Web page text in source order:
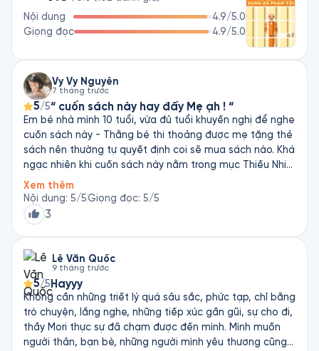
Nội dung
4.9/5.0
Giọng đọc
4.9/5.0
Vy Vy Nguyễn
7 tháng trước
5/5“ cuốn sách này hay đấy Mẹ ạh ! “
Em bé nhà mình 10 tuổi, vừa đủ tuổi khuyến nghị để nghe
cuốn sách này - Thằng bé thi thoảng được mẹ tặng thẻ
sách nên thường tự quyết định coi sẽ mua sách nào. Khá
ngạc nhiên khi cuốn sách này nằm trong mục Thiếu Nhi
,mình nghe ké của con ( ko trọn vẹn 100% - nhưng thực
sự nhiều câu nói, trích dẫn trong cuốn sách chạm đến
mình ) … thằng bé cứ vừa nghe rồi vừa khen : Cuốn sách
này hay đấy mẹ ahhhh ! Tối qua, khi nghe dần về đến
đoạn cuối, thấy thằng bé nằm khóc thút thít luônnnn !!!
Xem thêm
Nội dung: 5/5Giọng đọc: 5/5
3
Lê Văn Quốc
9 tháng trước
5/5 Hayyy
Không cần những triết lý quá sâu sắc, phức tạp, chỉ bằng
trò chuyện, lắng nghe, những tiếp xúc gần gũi, sự cho đi,
thầy Mori thực sự đã chạm được đến mình. Mình muốn
người thân, bạn bè, những người mình yêu thương cũng